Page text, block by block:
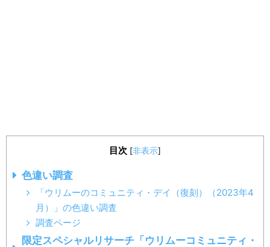
目次 [非表示]
色違い調査
「ウリムーのコミュニティ・デイ（復刻）（2023年4
月）」の色違い調査
調査ページ
限定スペシャルリサーチ「ウリムーコミュニティ・